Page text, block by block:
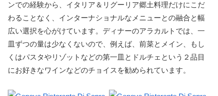
ンでの経験から、イタリア＆リグーリア郷土料理だけにこだ
わることなく、インターナショナルなメニューとの融合と幅
広い選択を心がけています。ディナーのアラカルトでは、一
皿ずつの量は少なくないので、例えば、前菜とメイン、もし
くはパスタやリゾットなどの第一皿とドルチェという２品目
にお好きなワインなどのチョイスを勧められています。